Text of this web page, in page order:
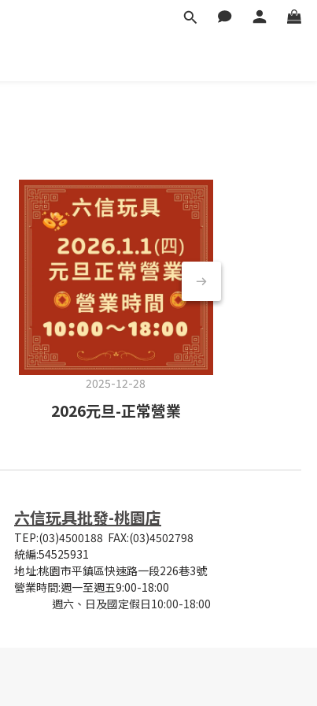
2025-12-28
2026元旦-正常營業
六信玩具批發-桃園店
TEP:(03)4500188 FAX:(03)4502798
統編:54525931
地址:桃園市平鎮區快速路一段226巷3號
營業時間:週一至週五9:00-18:00
週六、日及國定假日10:00-18:00